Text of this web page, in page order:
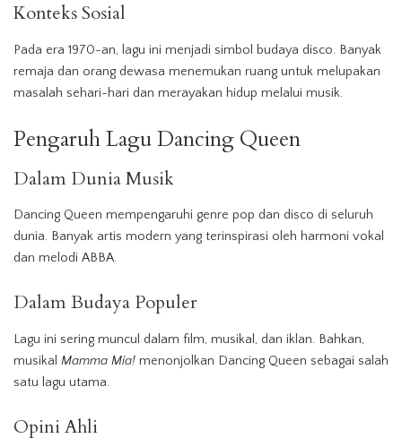
Konteks Sosial
Pada era 1970-an, lagu ini menjadi simbol budaya disco. Banyak
remaja dan orang dewasa menemukan ruang untuk melupakan
masalah sehari-hari dan merayakan hidup melalui musik.
Pengaruh Lagu Dancing Queen
Dalam Dunia Musik
Dancing Queen mempengaruhi genre pop dan disco di seluruh
dunia. Banyak artis modern yang terinspirasi oleh harmoni vokal
dan melodi ABBA.
Dalam Budaya Populer
Lagu ini sering muncul dalam film, musikal, dan iklan. Bahkan,
musikal Mamma Mia! menonjolkan Dancing Queen sebagai salah
satu lagu utama.
Opini Ahli